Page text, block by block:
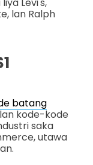
lan Ralph
batang
kode-kode
saka
utawa